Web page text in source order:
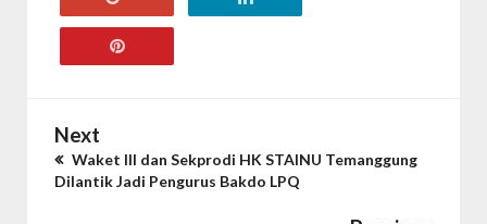
Next
Waket III dan Sekprodi HK STAINU Temanggung
Dilantik Jadi Pengurus Bakdo LPQ